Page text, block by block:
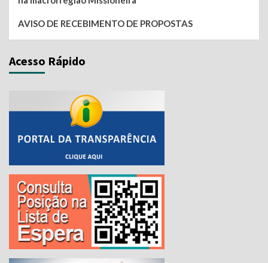
AVISO DE RECEBIMENTO DE PROPOSTAS
Acesso Rápido